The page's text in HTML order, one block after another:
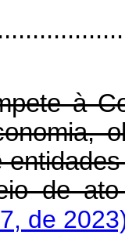
à
de ato
de